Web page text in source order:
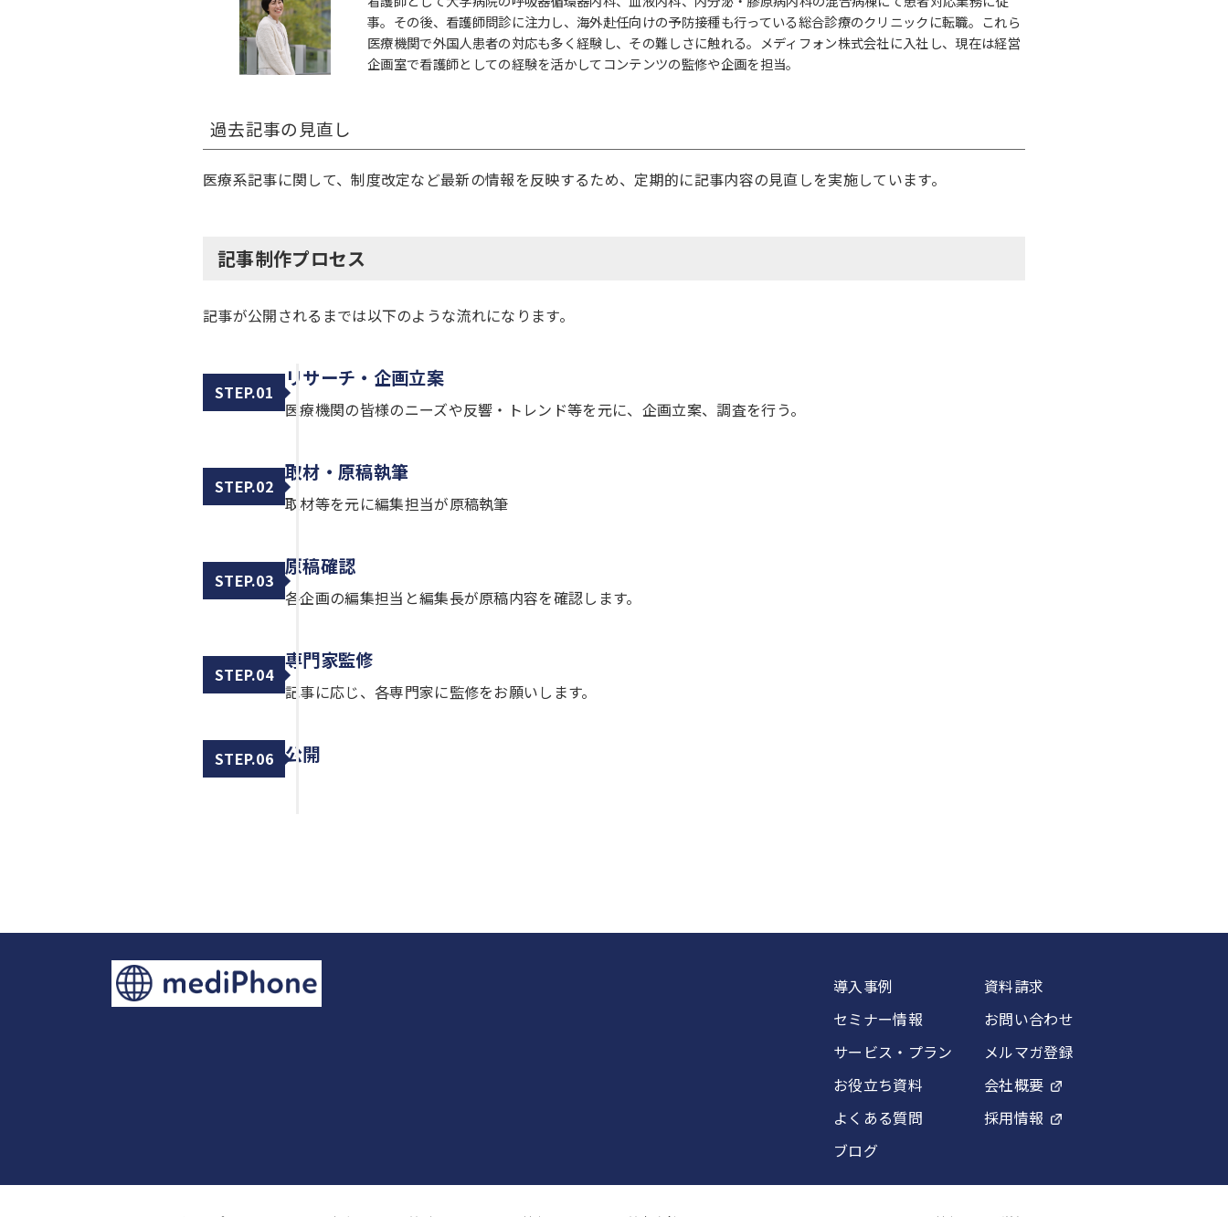
事。その後、看護師問診に注力し、海外赴任向けの予防接種も行っている総合診療のクリニックに転職。これら
医療機関で外国人患者の対応も多く経験し、その難しさに触れる。メディフォン株式会社に入社し、現在は経営
企画室で看護師としての経験を活かしてコンテンツの監修や企画を担当。
過去記事の見直し
医療系記事に関して、制度改定など最新の情報を反映するため、定期的に記事内容の見直しを実施しています。
記事制作プロセス
記事が公開されるまでは以下のような流れになります。
STEP.01
リサーチ・企画立案
医療機関の皆様のニーズや反響・トレンド等を元に、企画立案、調査を行う。
STEP.02
取材・原稿執筆
取材等を元に編集担当が原稿執筆
STEP.03
原稿確認
各企画の編集担当と編集長が原稿内容を確認します。
STEP.04
専門家監修
記事に応じ、各専門家に監修をお願いします。
STEP.06 公開
導入事例
セミナー情報
サービス・プラン
お役立ち資料
よくある質問
ブログ
資料請求
お問い合わせ
メルマガ登録
会社概要
採用情報